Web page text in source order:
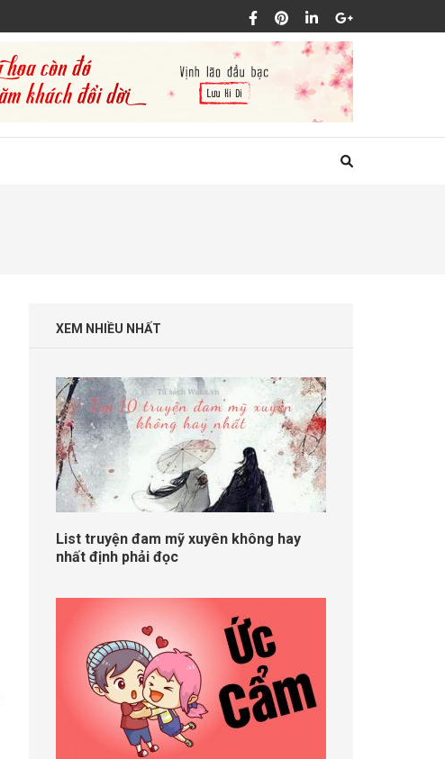
XEM NHIỀU NHẤT
List truyện đam mỹ xuyên không hay
nhất định phải đọc